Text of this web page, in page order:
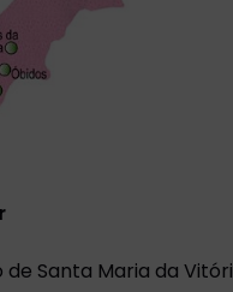
de Santa Maria da